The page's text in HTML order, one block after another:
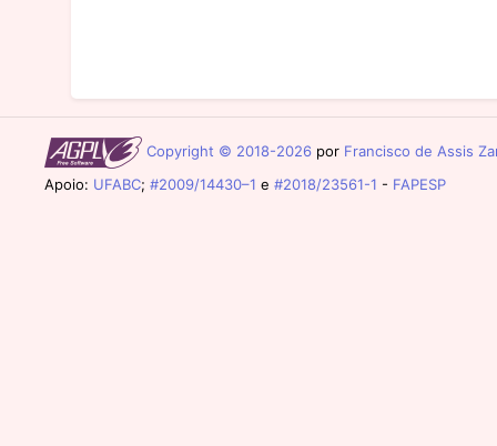
Copyright © 2018-2026 por Francisco de Assis
Apoio: UFABC; #2009/14430–1 e #2018/23561-1 - FAPESP